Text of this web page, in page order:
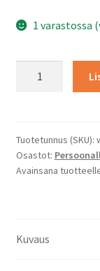
1 varastossa
määrä
Tuotetunnus (SKU):
Osastot:
Avainsana
Kuvaus